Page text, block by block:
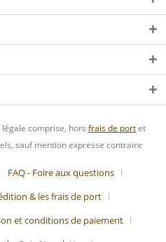
comprise, hors frais de portet
sauf mention expresse contraire
FAQ - Foire aux questions
& les frais de port
et conditions de paiement